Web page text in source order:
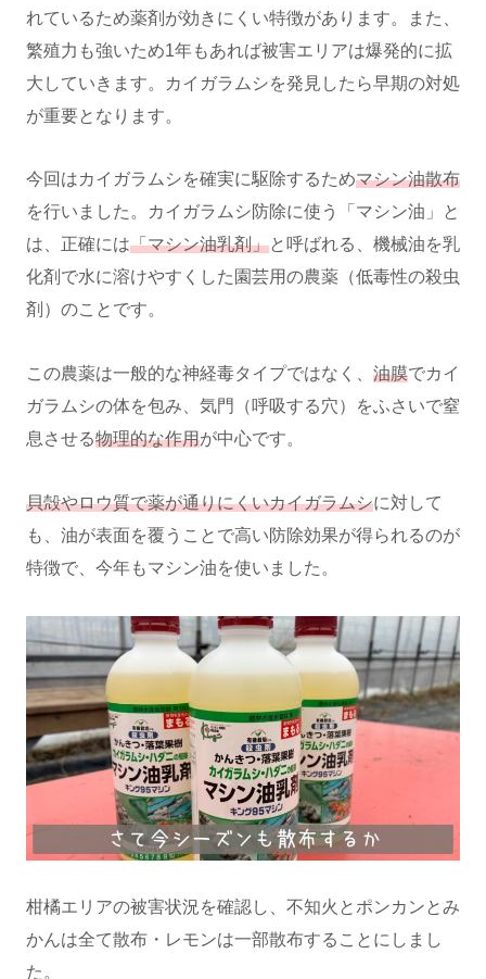
れているため薬剤が効きにくい特徴があります。また、
繁殖力も強いため1年もあれば被害エリアは爆発的に拡
大していきます。カイガラムシを発見したら早期の対処
が重要となります。
今回はカイガラムシを確実に駆除するためマシン油散布
を行いました。カイガラムシ防除に使う「マシン油」と
は、正確には「マシン油乳剤」と呼ばれる、機械油を乳
化剤で水に溶けやすくした園芸用の農薬（低毒性の殺虫
剤）のことです。
この農薬は一般的な神経毒タイプではなく、 油膜でカイ
ガラムシの体を包み、気門（呼吸する穴）をふさいで窒
息させる物理的な作用が中心です。
貝殻やロウ質で薬が通りにくいカイガラムシに対して
も、油が表面を覆うことで高い防除効果が得られるのが
特徴で、今年もマシン油を使いました。
柑橘エリアの被害状況を確認し、不知火とポンカンとみ
かんは全て散布・レモンは一部散布することにしまし
た。